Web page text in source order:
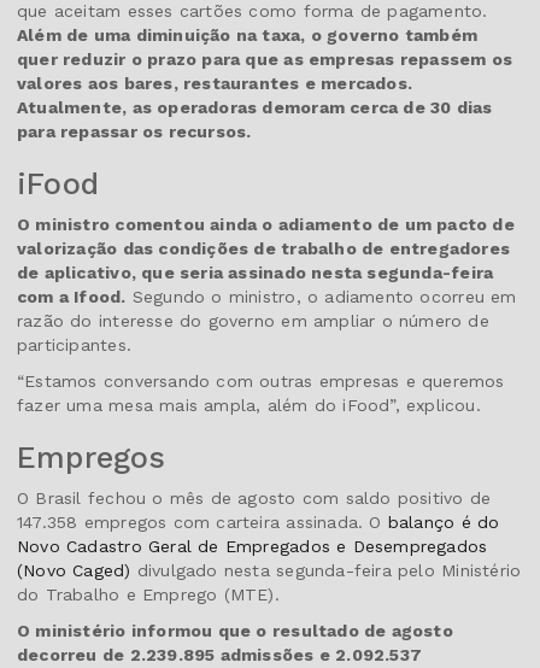
que aceitam esses cartões como forma de pagamento.
Além de uma diminuição na taxa, o governo também
quer reduzir o prazo para que as empresas repassem os
valores aos bares, restaurantes e mercados.
Atualmente, as operadoras demoram cerca de 30 dias
para repassar os recursos.
iFood
O ministro comentou ainda o adiamento de um pacto de
valorização das condições de trabalho de entregadores
de aplicativo, que seria assinado nesta segunda-feira
com a Ifood. Segundo o ministro, o adiamento ocorreu em
razão do interesse do governo em ampliar o número de
participantes.
“Estamos conversando com outras empresas e queremos
fazer uma mesa mais ampla, além do iFood”, explicou.
Empregos
O Brasil fechou o mês de agosto com saldo positivo de
147.358 empregos com carteira assinada. O balanço é do
Novo Cadastro Geral de Empregados e Desempregados
(Novo Caged) divulgado nesta segunda-feira pelo Ministério
do Trabalho e Emprego (MTE).
O ministério informou que o resultado de agosto
decorreu de 2.239.895 admissões e 2.092.537